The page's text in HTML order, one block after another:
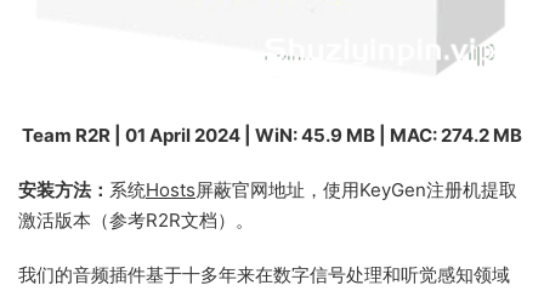
Team R2R | 01 April 2024 | WiN: 45.9 MB | MAC: 274.2 MB
安装方法： 系统Hosts屏蔽官网地址，使用KeyGen注册机提取
激活版本（参考R2R文档）。
我们的音频插件基于十多年来在数字信号处理和听觉感知领域